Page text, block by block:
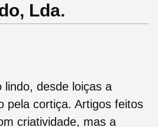
Lda.
lindo, desde loiças a
pela cortiça. Artigos feitos
criatividade, mas a